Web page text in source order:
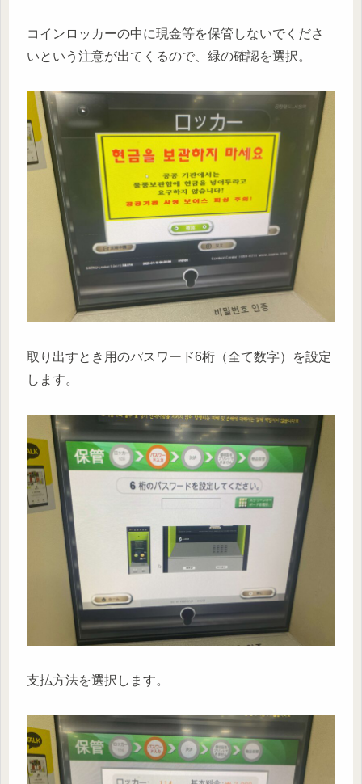
コインロッカーの中に現金等を保管しないでくださ
いという注意が出てくるので、緑の確認を選択。
取り出すとき用のパスワード6桁（全て数字）を設定
します。
支払方法を選択します。